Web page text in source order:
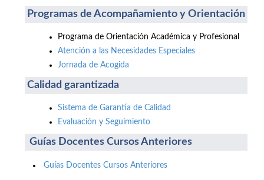
Programas de Acompañamiento y Orientación
Programa de Orientación Académica y Profesional
Atención a las Necesidades Especiales
Jornada de Acogida
Calidad garantizada
Sistema de Garantía de Calidad
Evaluación y Seguimiento
Guías Docentes Cursos Anteriores
Guías Docentes Cursos Anteriores